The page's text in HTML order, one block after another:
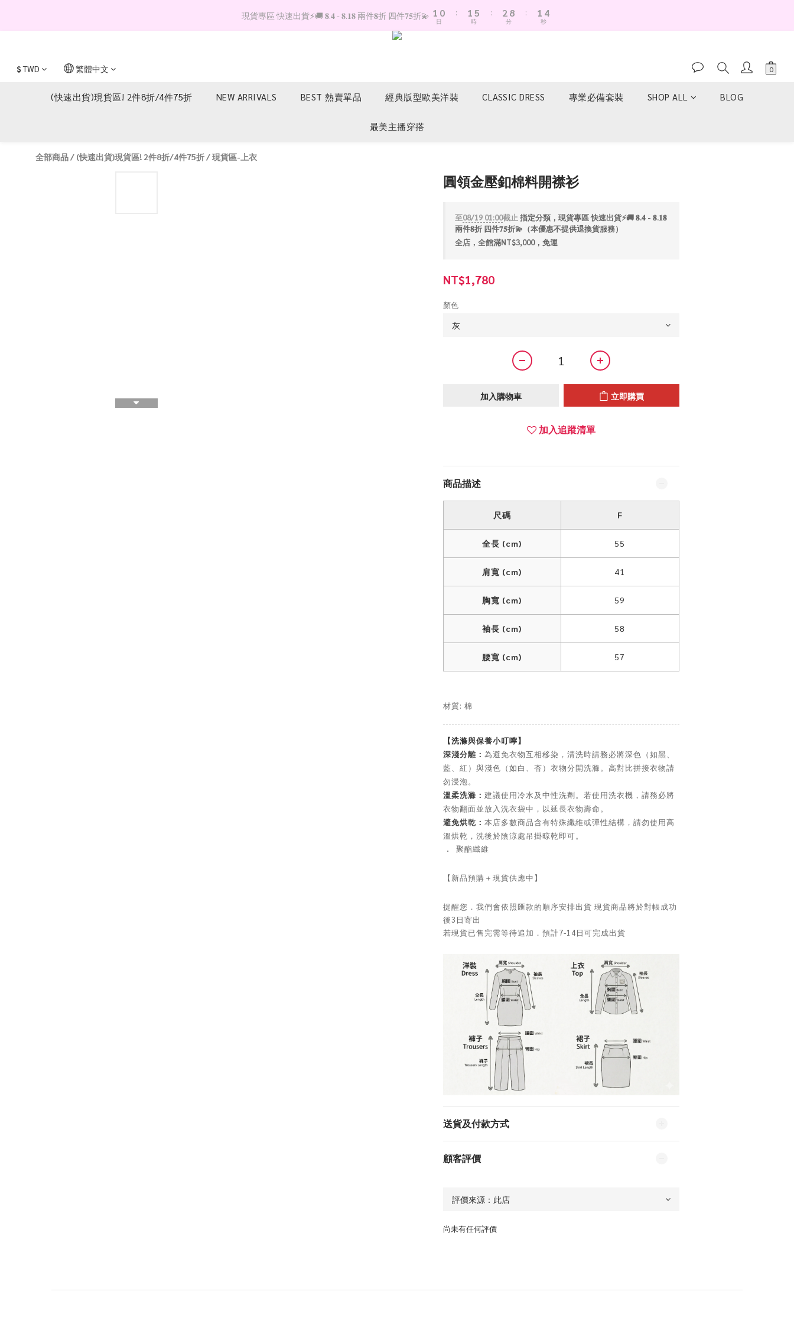
現貨專區 快速出貨⚡️🚚 𝟖.𝟒 - 𝟖.𝟏𝟖 兩件𝟖折 四件𝟕𝟓折💫 1
0
0
日
:
1
0
5
4
時
:
2
1
8
7
1
分
:
1
0
4
3
秒
$TWD 繁體中文
(快速出貨)現貨區! 2件8折/4件75折 NEW ARRIVALS BEST 熱賣單品 經典版型歐美洋裝 CLASSIC DRESS 專業必備套裝 SHOP ALL BLOG
最美主播穿搭
全部商品/ (快速出貨)現貨區! 2件8折/4件75折/現貨區-上衣
圓領金壓釦棉料開襟衫
至08/19 01:00截止 指定分類，現貨專區 快速出貨⚡️🚚 𝟖.𝟒 - 𝟖.𝟏𝟖
兩件𝟖折 四件𝟕𝟓折💫（本優惠不提供退換貨服務）
全店，全館滿NT$3,000，免運
NT$1,780
顏色
加入購物車 立即購買
加入追蹤清單
商品描述
尺碼 F
全長 (cm) 55
肩寬 (cm) 41
胸寬 (cm) 59
袖長 (cm) 58
腰寬 (cm) 57
材質: 棉
【洗滌與保養小叮嚀】
深淺分離： 為避免衣物互相移染，清洗時請務必將深色（如黑、
藍、紅）與淺色（如白、杏）衣物分開洗滌。高對比拼接衣物請
勿浸泡。
溫柔洗滌： 建議使用冷水及中性洗劑。若使用洗衣機，請務必將
衣物翻面並放入洗衣袋中，以延長衣物壽命。
避免烘乾： 本店多數商品含有特殊纖維或彈性結構，請勿使用高
溫烘乾，洗後於陰涼處吊掛晾乾即可。
． 聚酯纖維
【新品預購＋現貨供應中】
提醒您．我們會依照匯款的順序安排出貨 現貨商品將於對帳成功
後3日寄出
若現貨已售完需等待追加．預計7-14日可完成出貨
送貨及付款方式
顧客評價
尚未有任何評價